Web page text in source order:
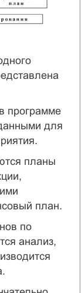
программе
для
планы
план.
по
анализ,